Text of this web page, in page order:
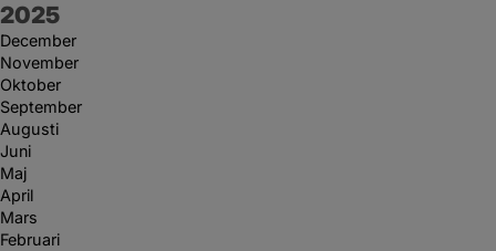
År:
2025
December
November
Oktober
September
Augusti
Juni
Maj
April
Mars
Februari